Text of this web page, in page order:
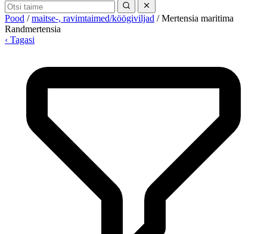
Pood / maitse-, ravimtaimed/köögiviljad / Mertensia maritima
Randmertensia
‹ Tagasi